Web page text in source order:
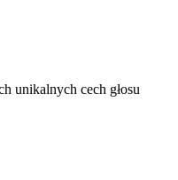
unikalnych cech głosu